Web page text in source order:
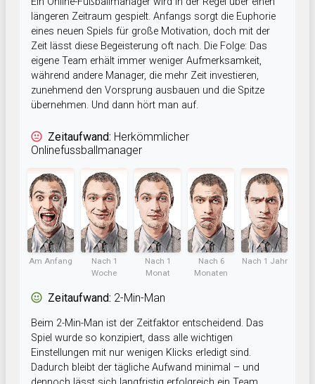
längeren Zeitraum gespielt. Anfangs sorgt die Euphorie
eines neuen Spiels für große Motivation, doch mit der
Zeit lässt diese Begeisterung oft nach. Die Folge: Das
eigene Team erhält immer weniger Aufmerksamkeit,
während andere Manager, die mehr Zeit investieren,
zunehmend den Vorsprung ausbauen und die Spitze
übernehmen. Und dann hört man auf.
Zeitaufwand: Herkömmlicher
Onlinefussballmanager
Am Anfang
Nach 1
Woche
Nach 1
Monat
Nach 6
Monaten
Nach 1 Jahr
Zeitaufwand: 2-Min-Man
Beim 2-Min-Man ist der Zeitfaktor entscheidend. Das
Spiel wurde so konzipiert, dass alle wichtigen
Einstellungen mit nur wenigen Klicks erledigt sind.
Dadurch bleibt der tägliche Aufwand minimal – und